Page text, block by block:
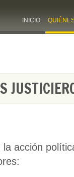
INICIO
acción